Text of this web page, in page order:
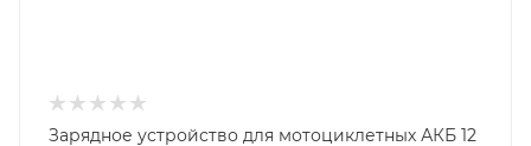
Зарядное устройство для мотоциклетных АКБ 12